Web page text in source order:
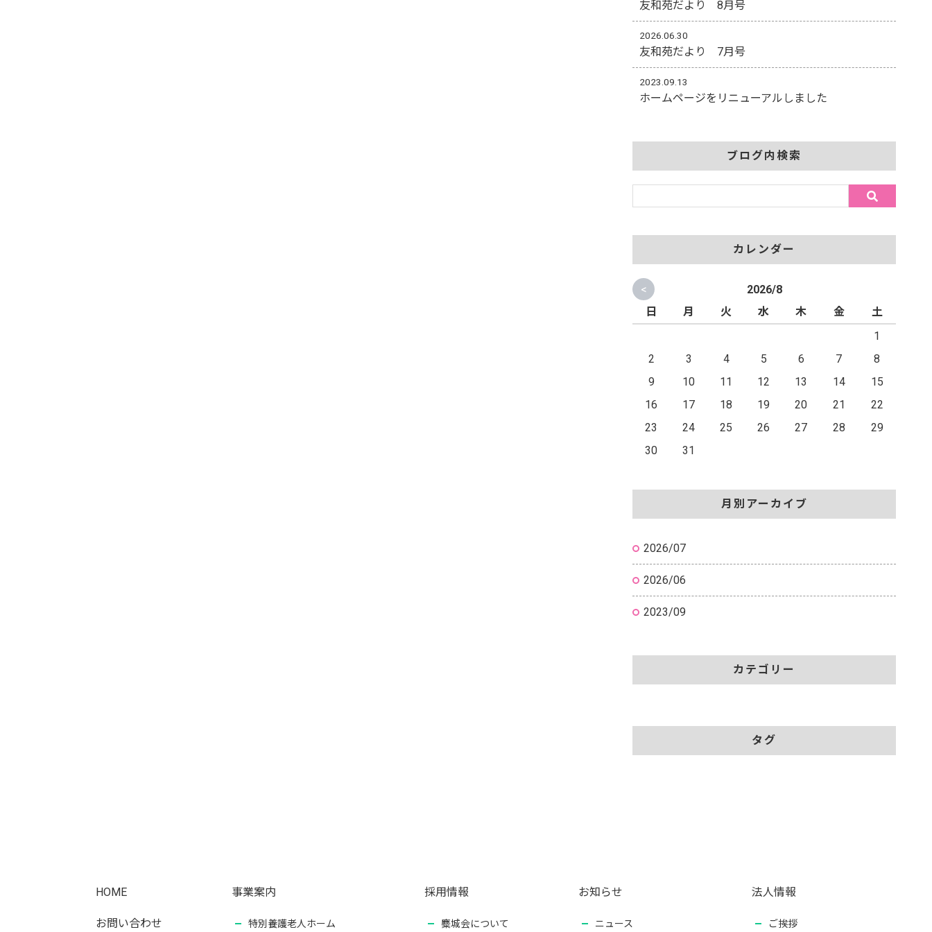
友和苑だより 8月号
2026.06.30
友和苑だより 7月号
2023.09.13
ホームページをリニューアルしました
ブログ内検索
カレンダー
<
2026/8
日
月 火 水 木 金
土
1
2
3 4 5 6 7
8
9
10 11 12 13 14
15
16
17 18 19 20 21
22
23
24 25 26 27 28
29
30
31
月別アーカイブ
2026/07
2026/06
2023/09
カテゴリー
タグ
HOME
お問い合わせ
事業案内
特別養護老人ホーム
採用情報
麋城会について
お知らせ
ニュース
法人情報
ご挨拶